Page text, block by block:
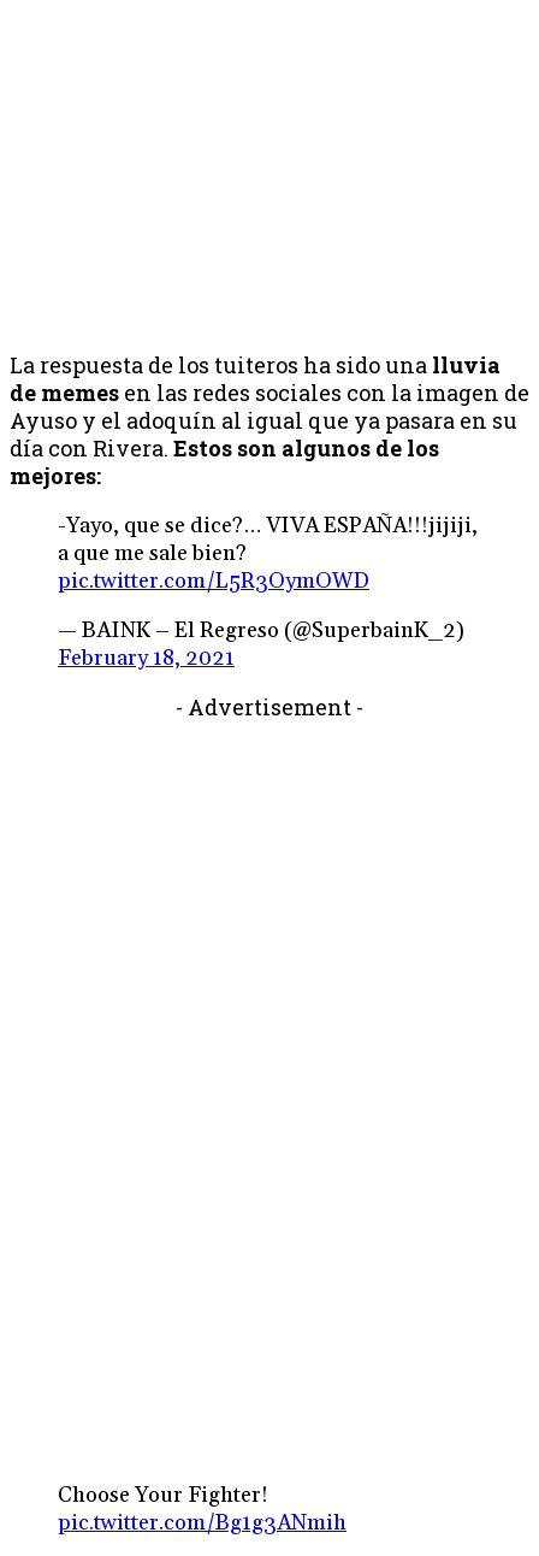
La respuesta de los tuiteros ha sido una lluvia
de memes en las redes sociales con la imagen de
Ayuso y el adoquín al igual que ya pasara en su
día con Rivera. Estos son algunos de los
mejores:
-Yayo, que se dice?… VIVA ESPAÑA!!!jijiji,
a que me sale bien?
pic.twitter.com/L5R3OymOWD
— BAINK – El Regreso (@SuperbainK_2)
February 18, 2021
- Advertisement -
Choose Your Fighter!
pic.twitter.com/Bg1g3ANmih